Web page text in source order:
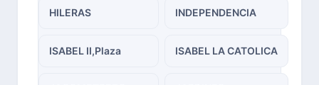
HILERAS INDEPENDENCIA
ISABEL II,Plaza ISABEL LA CATOLICA